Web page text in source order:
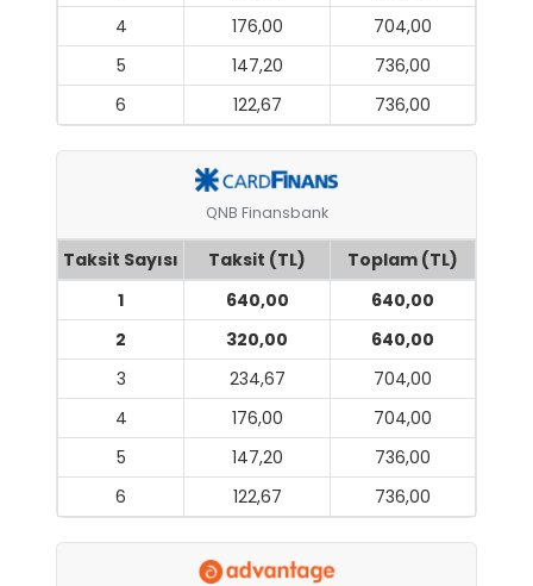
4
176,00
704,00
5
147,20
736,00
6
122,67 736,00
QNB Finansbank
Taksit Sayısı Taksit (TL)
Toplam (TL)
1
640,00
640,00
2
320,00
640,00
3
234,67
704,00
4
176,00
704,00
5
147,20
736,00
6
122,67 736,00